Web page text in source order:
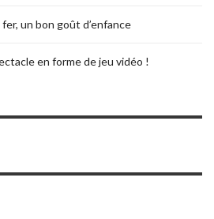
un bon goût d’enfance
en forme de jeu vidéo !